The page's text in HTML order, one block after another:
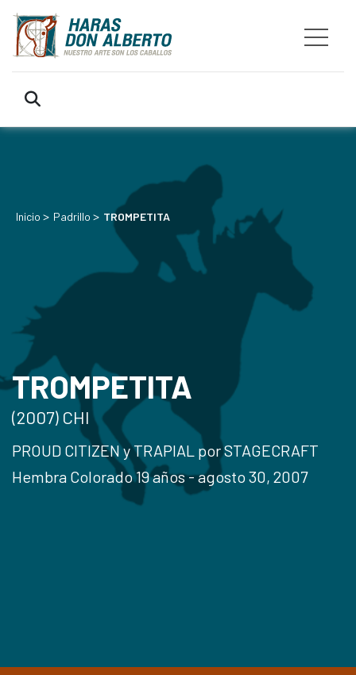
Inicio > Padrillo > TROMPETITA
TROMPETITA
(2007) CHI
PROUD CITIZEN y TRAPIAL por STAGECRAFT
Hembra Colorado 19 años - agosto 30, 2007